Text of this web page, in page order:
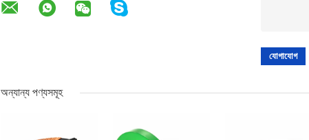
অন্যান্য পণ্যসমূহ